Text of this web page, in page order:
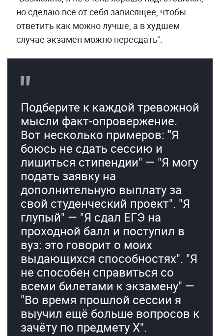
но сделаю всё от себя зависящее, чтобы
ответить как можно лучше, а в худшем
случае экзамен можно пересдать".
Подберите к каждой тревожной
мысли факт-опровержение.
Вот несколько примеров: "Я
боюсь не сдать сессию и
лишиться стипендии" — "Я могу
подать заявку на
дополнительную выплату за
свой студенческий проект". "Я
глупый" — "Я сдал ЕГЭ на
проходной балл и поступил в
вуз: это говорит о моих
выдающихся способностях". "Я
не способен справиться со
всеми билетами к экзамену" —
"Во время прошлой сессии я
выучил ещё больше вопросов к
зачёту по предмету Х".